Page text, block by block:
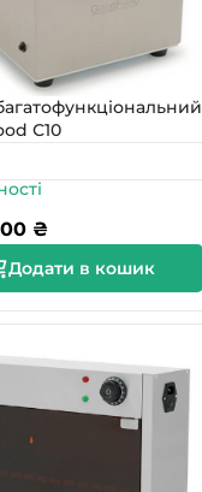
С10
₴
Додати в кошик